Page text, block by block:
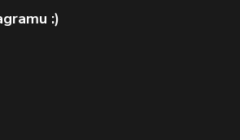
:)